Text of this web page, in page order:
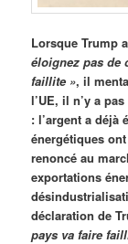
Lorsque Trump
éloignez pas de
faillite », il
l’UE, il n’y a
: l’argent a déjà
énergétiques
renoncé au
exportations
déclaration de
pays va faire